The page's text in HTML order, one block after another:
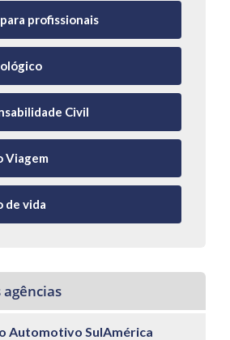
profissionais
Civil
Viagem
de vida
agências
Automotivo SulAmérica